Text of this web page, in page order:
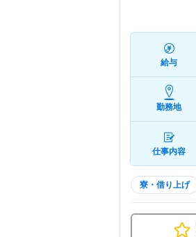
給与
勤務地
仕事内容
寮・借り上げ